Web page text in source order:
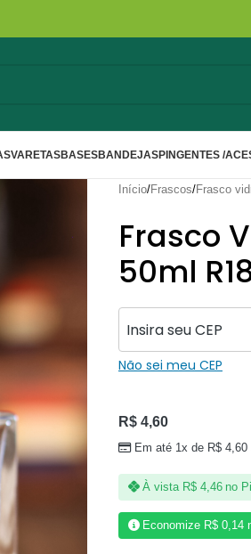
VARETASBASESBANDEJASPINGENTES /
Início/Frascos/Frasco
Frasco
50ml
Não sei meu CEP
R$4,60
Em até 1x de R$ 4,60
À vista R$4,46 no
Economize R$ 0,14